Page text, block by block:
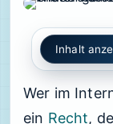
Inhalt
Wer im
ein Recht,